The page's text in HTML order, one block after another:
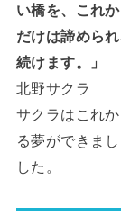
い橋を、これ
だけは諦めら
続けます。」
北野サクラ
サクラはこれ
る夢ができま
した。